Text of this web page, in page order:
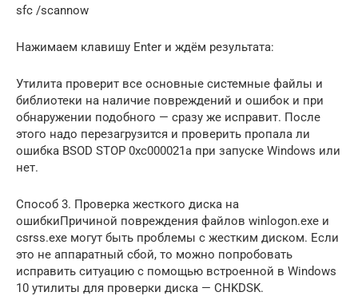
sfc /scannow
Нажимаем клавишу Enter и ждём результата:
Утилита проверит все основные системные файлы и
библиотеки на наличие повреждений и ошибок и при
обнаружении подобного — сразу же исправит. После
этого надо перезагрузится и проверить пропала ли
ошибка BSOD STOP 0xc000021a при запуске Windows или
нет.
Способ 3. Проверка жесткого диска на
ошибкиПричиной повреждения файлов winlogon.exe и
csrss.exe могут быть проблемы с жестким диском. Если
это не аппаратный сбой, то можно попробовать
исправить ситуацию с помощью встроенной в Windows
10 утилиты для проверки диска — CHKDSK.